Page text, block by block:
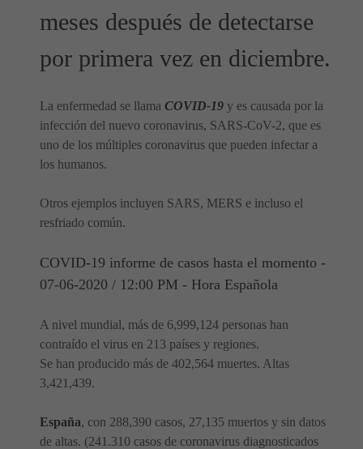
meses después de detectarse
por primera vez en diciembre.
La enfermedad se llama COVID-19 y es causada por la
infección del nuevo coronavirus, SARS-CoV-2, que es
uno de los múltiples coronavirus que pueden infectar a
los humanos.
Otros ejemplos incluyen SARS, MERS e incluso el
resfriado común.
COVID-19 informe de casos hasta el momento -
07-06-2020 / 12:00 PM - Hora Española
A nivel mundial, más de 6,999,124 personas han
contraído el virus en 213 países y regiones.
Se han producido más de 402,564 muertes. Altas
3,421,439.
España, con 288,390 casos, 27,135 muertos y sin datos
de altas. (241.310 casos de coronavirus diagnosticados